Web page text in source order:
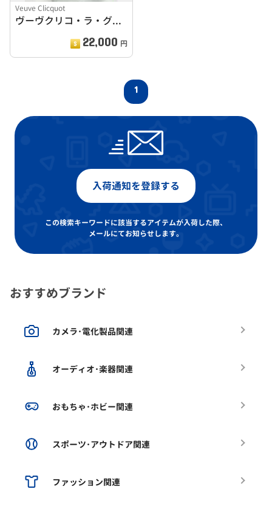
Veuve Clicquot
ヴーヴクリコ・ラ・グランダム2006
22,000 円
1
入荷通知を登録する
この検索キーワードに該当するアイテムが入荷した際、
メールにてお知らせします。
おすすめブランド
カメラ･電化製品関連
オーディオ･楽器関連
おもちゃ･ホビー関連
スポーツ･アウトドア関連
ファッション関連